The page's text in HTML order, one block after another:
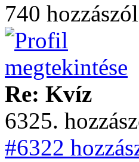
740
Re: Kvíz
6325.
#6322